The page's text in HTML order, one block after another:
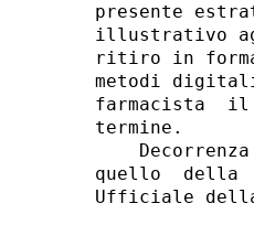
presente
illustrativo
ritiro in
metodi
farmacista
termine.
quello  della